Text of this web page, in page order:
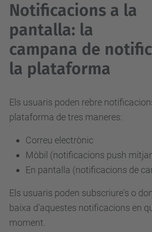
Notificacions a la
pantalla: la
campana de
la plataforma
Els usuaris poden rebre
plataforma de tres maneres:
Correu electrònic
Mòbil (notificacions push
En pantalla (notificacions de
Els usuaris poden subscriure's o
baixa d'aquestes notificacions en
moment.